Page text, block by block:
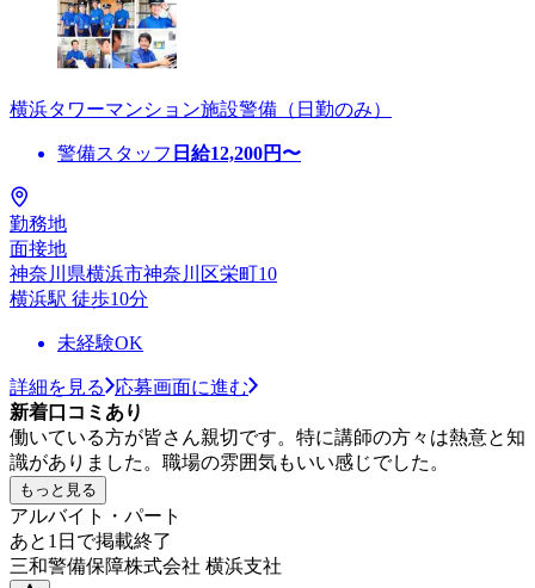
横浜タワーマンション施設警備（日勤のみ）
警備スタッフ 日給12,200円〜
勤務地
面接地
神奈川県横浜市神奈川区栄町10
横浜駅 徒歩10分
未経験OK
詳細を見る
応募画面に進む
新着口コミあり
働いている方が皆さん親切です。特に講師の方々は熱意と知
識がありました。職場の雰囲気もいい感じでした。
もっと見る
アルバイト・パート
あと1日で掲載終了
三和警備保障株式会社 横浜支社